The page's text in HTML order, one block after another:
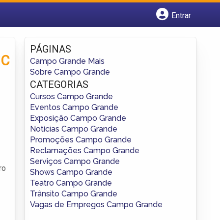
Entrar
Fazer login
Criar conta
PÁGINAS
Campo Grande Mais
Sobre Campo Grande
CATEGORIAS
Cursos Campo Grande
Eventos Campo Grande
Exposição Campo Grande
Notícias Campo Grande
Promoções Campo Grande
Reclamações Campo Grande
Serviços Campo Grande
Shows Campo Grande
Teatro Campo Grande
Trânsito Campo Grande
Vagas de Empregos Campo Grande